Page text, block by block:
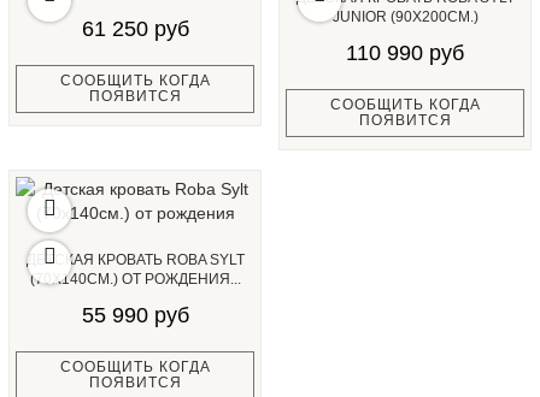
61 250 руб
СООБЩИТЬ КОГДА
ПОЯВИТСЯ
JUNIOR (90X200СМ.)
110 990 руб
СООБЩИТЬ КОГДА
ПОЯВИТСЯ
ДЕТСКАЯ КРОВАТЬ ROBA SYLT
(70Х140СМ.) ОТ РОЖДЕНИЯ...
55 990 руб
СООБЩИТЬ КОГДА
ПОЯВИТСЯ